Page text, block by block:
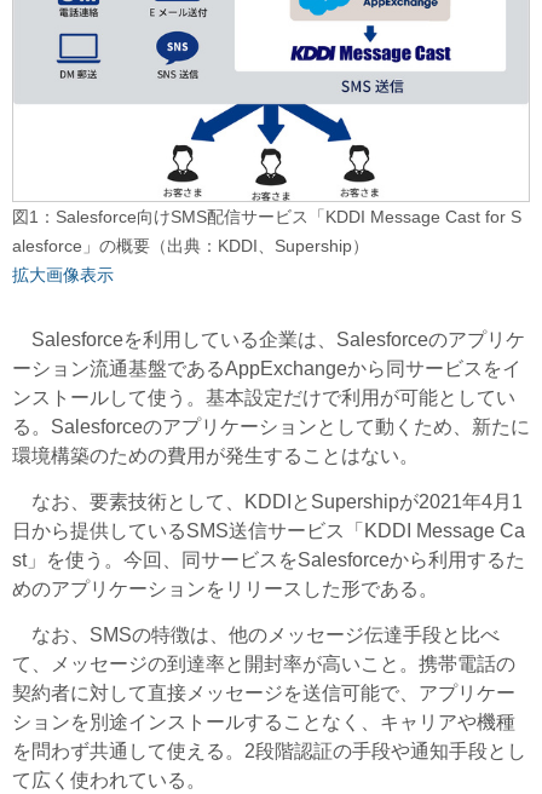
図1：Salesforce向けSMS配信サービス「KDDI Message Cast for S
alesforce」の概要（出典：KDDI、Supership）
拡大画像表示
Salesforceを利用している企業は、Salesforceのアプリケ
ーション流通基盤であるAppExchangeから同サービスをイ
ンストールして使う。基本設定だけで利用が可能としてい
る。Salesforceのアプリケーションとして動くため、新たに
環境構築のための費用が発生することはない。
なお、要素技術として、KDDIとSupershipが2021年4月1
日から提供しているSMS送信サービス「KDDI Message Ca
st」を使う。今回、同サービスをSalesforceから利用するた
めのアプリケーションをリリースした形である。
なお、SMSの特徴は、他のメッセージ伝達手段と比べ
て、メッセージの到達率と開封率が高いこと。携帯電話の
契約者に対して直接メッセージを送信可能で、アプリケー
ションを別途インストールすることなく、キャリアや機種
を問わず共通して使える。2段階認証の手段や通知手段とし
て広く使われている。